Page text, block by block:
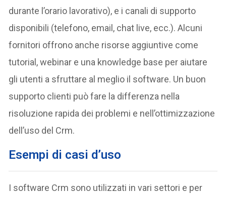
durante l’orario lavorativo), e i canali di supporto
disponibili (telefono, email, chat live, ecc.). Alcuni
fornitori offrono anche risorse aggiuntive come
tutorial, webinar e una knowledge base per aiutare
gli utenti a sfruttare al meglio il software. Un buon
supporto clienti può fare la differenza nella
risoluzione rapida dei problemi e nell’ottimizzazione
dell’uso del Crm.
Esempi di casi d’uso
I software Crm sono utilizzati in vari settori e per